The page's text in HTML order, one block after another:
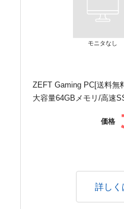
モニタなし
ZEFT Gaming PC[送料無
大容量64GBメモリ/高速
価格
詳しく